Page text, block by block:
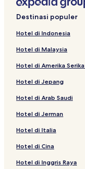
Hotel dekat Via
Hotel dengan
Emanuele II
Apartemen di Monti
Hotel dekat A Cena
Destinasi populer
Hotel di Indonesia
Hotel di Malaysia
Hotel di Amerika
Hotel di Jepang
Hotel di Arab Saudi
Hotel di Jerman
Hotel di Italia
Hotel di Cina
Hotel di Inggris Raya